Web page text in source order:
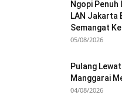
Ngopi
LAN Jakarta
Semangat
05/08/2026
Pulang
Manggarai
04/08/2026